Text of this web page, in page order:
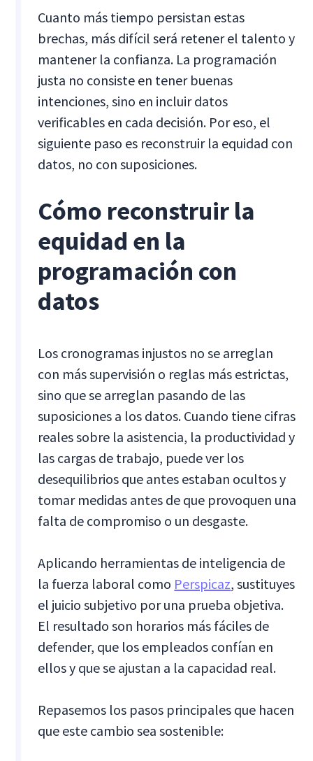
Cuanto más tiempo persistan estas
brechas, más difícil será retener el talento y
mantener la confianza. La programación
justa no consiste en tener buenas
intenciones, sino en incluir datos
verificables en cada decisión. Por eso, el
siguiente paso es reconstruir la equidad con
datos, no con suposiciones.
Cómo reconstruir la
equidad en la
programación con
datos
Los cronogramas injustos no se arreglan
con más supervisión o reglas más estrictas,
sino que se arreglan pasando de las
suposiciones a los datos. Cuando tiene cifras
reales sobre la asistencia, la productividad y
las cargas de trabajo, puede ver los
desequilibrios que antes estaban ocultos y
tomar medidas antes de que provoquen una
falta de compromiso o un desgaste.
Aplicando herramientas de inteligencia de
la fuerza laboral como Perspicaz, sustituyes
el juicio subjetivo por una prueba objetiva.
El resultado son horarios más fáciles de
defender, que los empleados confían en
ellos y que se ajustan a la capacidad real.
Repasemos los pasos principales que hacen
que este cambio sea sostenible: